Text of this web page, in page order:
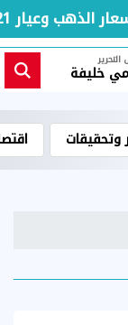
خليفة
وتحقيقات